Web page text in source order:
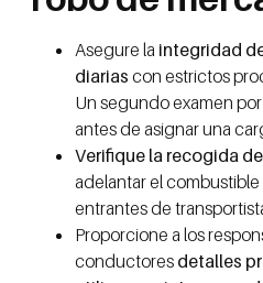
Asegure la integridad
diarias con estrictos
Un segundo examen
antes de asignar una
Verifique la recogida
adelantar el
entrantes de
Proporcione a los
conductores detalles